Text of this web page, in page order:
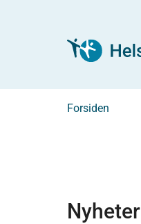
Forsiden
Nyheter